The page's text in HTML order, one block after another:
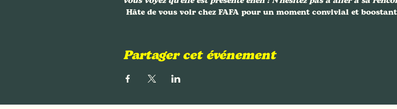
Hâte de vous voir chez FAFA pour un moment convivial et boostant
Partager cet événement